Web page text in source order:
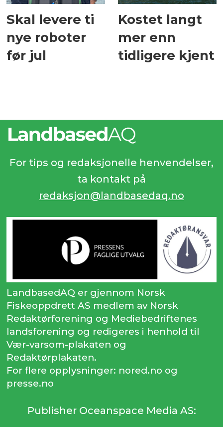
Skal levere ti
nye roboter
før jul
Kostet langt
mer enn
tidligere kjent
For tips og redaksjonelle henvendelser,
ta kontakt på
redaksjon@landbasedaq.no
LandbasedAQ er gjennom Norsk
Fiskeoppdrett AS medlem av Norsk
Redaktørforening og Mediebedriftenes
landsforening og redigeres i henhold til
Vær-varsom-plakaten og
Redaktørplakaten.
For flere opplysninger: nored.no og
presse.no
Publisher Oceanspace Media AS: